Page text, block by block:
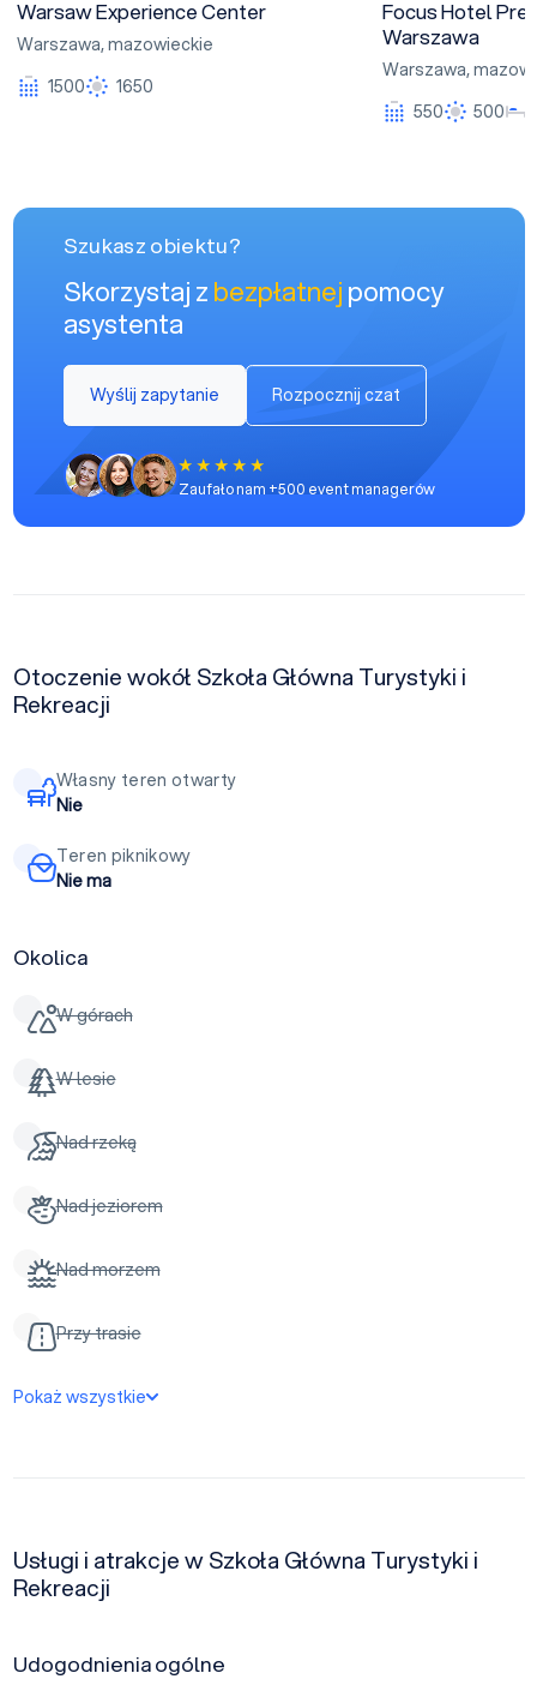
Warsaw Experience Center
Warszawa,mazowieckie
1500
1650
Focus Hotel
Warszawa
Warszawa,
550
500
Szukasz obiektu?
Skorzystaj zbezpłatnejpomocy
asystenta
Wyślij zapytanie Rozpocznij czat
Zaufało nam +500 event managerów
Otoczenie wokół Szkoła Główna Turystyki i
Rekreacji
Własny teren otwarty
Nie
Teren piknikowy
Nie ma
Okolica
W górach
W lesie
Nad rzeką
Nad jeziorem
Nad morzem
Przy trasie
Pokaż wszystkie
Usługi i atrakcje w Szkoła Główna Turystyki i
Rekreacji
Udogodnienia ogólne